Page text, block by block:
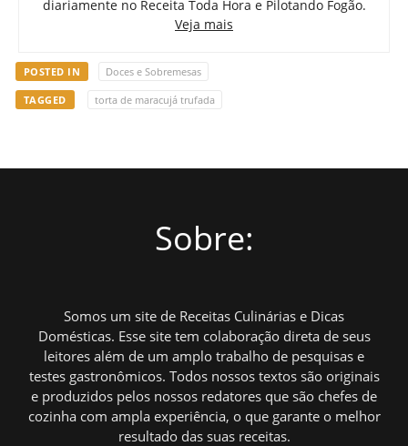
diariamente no Receita Toda Hora e Pilotando Fogão.
Veja mais
POSTED IN Doces e Sobremesas
TAGGED torta de maracujá trufada
Sobre:
Somos um site de Receitas Culinárias e Dicas
Domésticas. Esse site tem colaboração direta de seus
leitores além de um amplo trabalho de pesquisas e
testes gastronômicos. Todos nossos textos são originais
e produzidos pelos nossos redatores que são chefes de
cozinha com ampla experiência, o que garante o melhor
resultado das suas receitas.